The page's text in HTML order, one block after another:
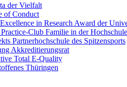
der Vielfalt
of Conduct
in Research Award der
Club Familie in der Hochschule
Partnerhochschule des Spitzensports
Akkreditierungsrat
Total E-Quality
Thüringen